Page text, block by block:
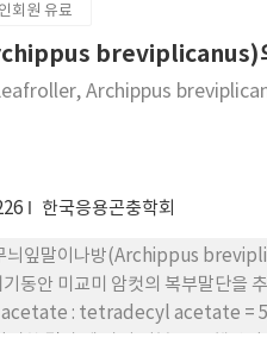
고 있는 애모무늬잎말이나방의
면밀한 검토가 필요함을 보여주
회원 유료
breviplicanus)
Archippus
한국응용곤충학회
늬잎말이나방(Archippus
동안 미교미 암컷의 복부말단을
: tetradecyl acetate =